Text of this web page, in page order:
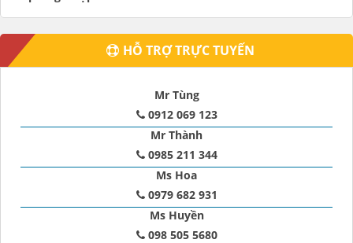
HỖ TRỢ TRỰC TUYẾN
Mr Tùng
0912 069 123
Mr Thành
0985 211 344
Ms Hoa
0979 682 931
Ms Huyền
098 505 5680